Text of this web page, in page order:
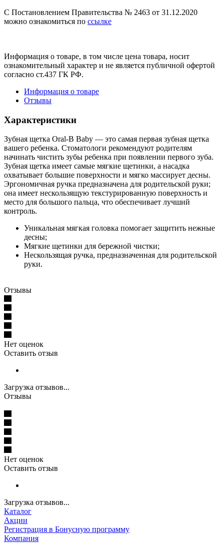
С Постановлением Правительства № 2463 от 31.12.2020
можно ознакомиться по ссылке
Информация о товаре, в том числе цена товара, носит
ознакомительный характер и не является публичной офертой
согласно ст.437 ГК РФ.
Информация о товаре
Отзывы
Характеристики
Зубная щетка Oral-B Baby — это самая первая зубная щетка
вашего ребенка. Стоматологи рекомендуют родителям
начинать чистить зубы ребенка при появлении первого зуба.
Зубная щетка имеет самые мягкие щетинки, а насадка
охватывает большие поверхности и мягко массирует десны.
Эргономичная ручка предназначена для родительской руки;
она имеет нескользящую текстурированную поверхность и
место для большого пальца, что обеспечивает лучший
контроль.
Уникальная мягкая головка помогает защитить нежные
десны;
Мягкие щетинки для бережной чистки;
Нескользящая ручка, предназначенная для родительской
руки.
Отзывы
Нет оценок
Оставить отзыв
Загрузка отзывов...
Отзывы
Нет оценок
Оставить отзыв
Загрузка отзывов...
Каталог
Акции
Регистрация в Бонусную программу
Компания